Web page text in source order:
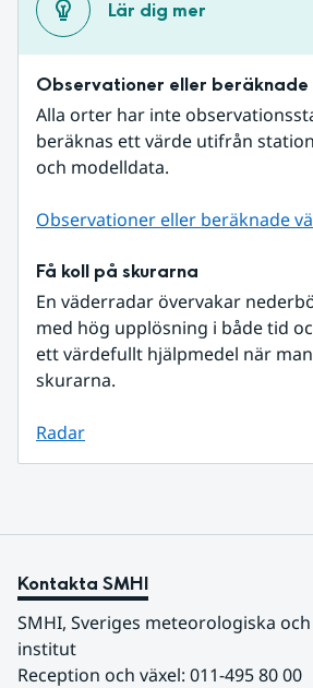
Lär dig mer
Observationer eller beräknade
Alla orter har inte
beräknas ett värde utifrån
och modelldata.
Observationer eller beräknade
Få koll på skurarna
En väderradar övervakar
med hög upplösning i både tid
ett värdefullt hjälpmedel när
skurarna.
Radar
Kontakta SMHI
SMHI, Sveriges meteorologiska
institut
Reception och växel: 011-495 80 00